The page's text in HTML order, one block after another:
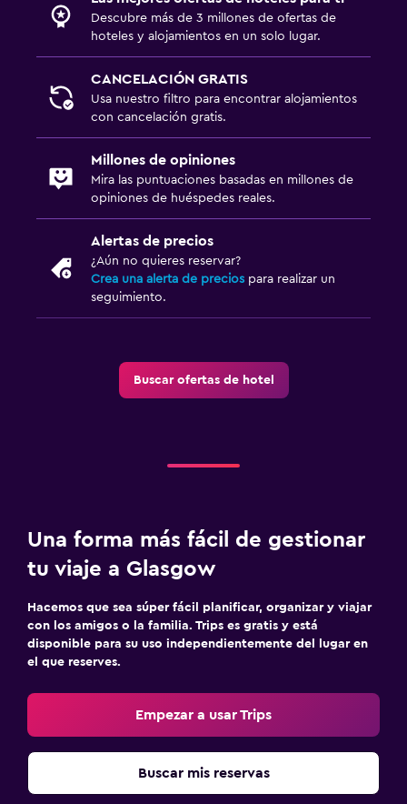
Descubre más de 3 millones de ofertas de
hoteles y alojamientos en un solo lugar.
CANCELACIÓN GRATIS
Usa nuestro filtro para encontrar alojamientos
con cancelación gratis.
Millones de opiniones
Mira las puntuaciones basadas en millones de
opiniones de huéspedes reales.
Alertas de precios
¿Aún no quieres reservar?
Crea una alerta de precios para realizar un
seguimiento.
Buscar ofertas de hotel
Una forma más fácil de gestionar
tu viaje a Glasgow
Hacemos que sea súper fácil planificar, organizar y viajar
con los amigos o la familia. Trips es gratis y está
disponible para su uso independientemente del lugar en
el que reserves.
Empezar a usar Trips
Buscar mis reservas